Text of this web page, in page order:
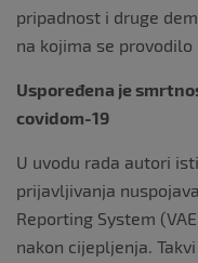
pripadnost i druge
na kojima se
Uspoređena je
covidom-19
U uvodu rada autori
prijavljivanja
Reporting System
nakon cijepljenja.